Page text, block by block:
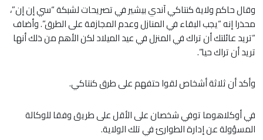
وقال حاكم ولاية كنتاكي آندي بيشير في تصريحات لشبكة “سي إن إن”،
محذرا إنه “يجب البقاء في المنازل وعدم المجازفة على الطرق”. وأضاف
“تريد عائلتك أن تراك في المنزل في عيد الميلاد لكن الأهم من ذلك أنها
تريد أن تراك حيا”.
وأكد أن ثلاثة أشخاص لقوا حتفهم على طرق كنتاكي.
في أوكلاهوما توفي شخصان على الأقل على طريق وفقا للوكالة
المسؤولة عن إدارة الطوارئ في تلك الولاية.